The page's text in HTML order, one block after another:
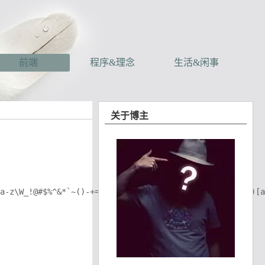
前端 程序&理念 生活&闲事
关于博主